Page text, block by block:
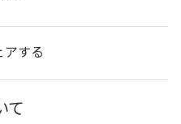
アする
て